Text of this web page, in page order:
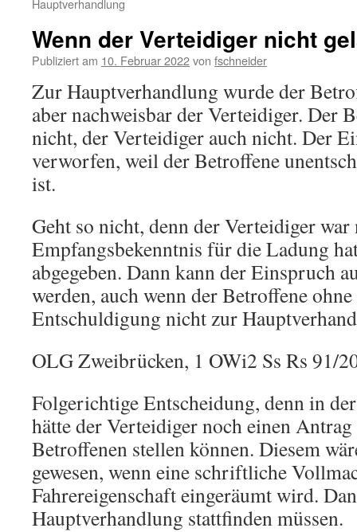
Hauptverhandlung
Wenn der Verteidiger nicht
Publiziert am 10. Februar 2022von fschneider
Zur Hauptverhandlung wurde der
aber nachweisbar der Verteidiger. Der
nicht, der Verteidiger auch nicht. Der
verworfen, weil der Betroffene
ist.
Geht so nicht, denn der Verteidiger
Empfangsbekenntnis für die Ladung
abgegeben. Dann kann der Einspruch
werden, auch wenn der Betroffene
Entschuldigung nicht zur
OLG Zweibrücken, 1 OWi2 Ss Rs 91/
Folgerichtige Entscheidung, denn in
hätte der Verteidiger noch einen
Betroffenen stellen können. Diesem
gewesen, wenn eine schriftliche
Fahrereigenschaft eingeräumt wird.
Hauptverhandlung stattfinden müssen.